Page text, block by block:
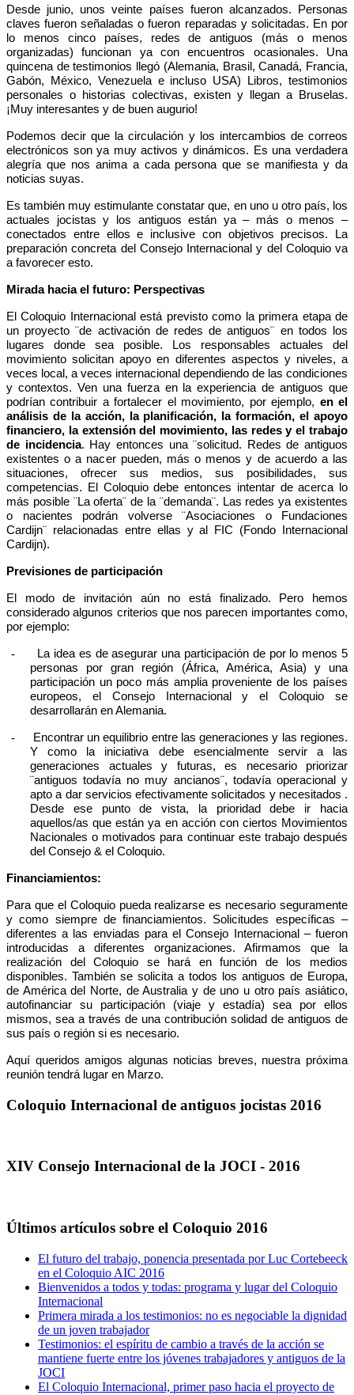
Desde junio, unos veinte países fueron alcanzados. Personas
claves fueron señaladas o fueron reparadas y solicitadas. En por
lo menos cinco países, redes de antiguos (más o menos
organizadas) funcionan ya con encuentros ocasionales. Una
quincena de testimonios llegó (Alemania, Brasil, Canadá, Francia,
Gabón, México, Venezuela e incluso USA) Libros, testimonios
personales o historias colectivas, existen y llegan a Bruselas.
¡Muy interesantes y de buen augurio!
Podemos decir que la circulación y los intercambios de correos
electrónicos son ya muy activos y dinámicos. Es una verdadera
alegría que nos anima a cada persona que se manifiesta y da
noticias suyas.
Es también muy estimulante constatar que, en uno u otro país, los
actuales jocistas y los antiguos están ya – más o menos –
conectados entre ellos e inclusive con objetivos precisos. La
preparación concreta del Consejo Internacional y del Coloquio va
a favorecer esto.
Mirada hacia el futuro: Perspectivas
El Coloquio Internacional está previsto como la primera etapa de
un proyecto ¨de activación de redes de antiguos¨ en todos los
lugares donde sea posible. Los responsables actuales del
movimiento solicitan apoyo en diferentes aspectos y niveles, a
veces local, a veces internacional dependiendo de las condiciones
y contextos. Ven una fuerza en la experiencia de antiguos que
podrían contribuir a fortalecer el movimiento, por ejemplo, en el
análisis de la acción, la planificación, la formación, el apoyo
financiero, la extensión del movimiento, las redes y el trabajo
de incidencia. Hay entonces una ¨solicitud. Redes de antiguos
existentes o a nacer pueden, más o menos y de acuerdo a las
situaciones, ofrecer sus medios, sus posibilidades, sus
competencias. El Coloquio debe entonces intentar de acerca lo
más posible ¨La oferta¨ de la ¨demanda¨. Las redes ya existentes
o nacientes podrán volverse ¨Asociaciones o Fundaciones
Cardijn¨ relacionadas entre ellas y al FIC (Fondo Internacional
Cardijn).
Previsiones de participación
El modo de invitación aún no está finalizado. Pero hemos
considerado algunos criterios que nos parecen importantes como,
por ejemplo:
-
La idea es de asegurar una participación de por lo menos 5
personas por gran región (África, América, Asia) y una
participación un poco más amplia proveniente de los países
europeos, el Consejo Internacional y el Coloquio se
desarrollarán en Alemania.
-
Encontrar un equilibrio entre las generaciones y las regiones.
Y como la iniciativa debe esencialmente servir a las
generaciones actuales y futuras, es necesario priorizar
¨antiguos todavía no muy ancianos¨, todavía operacional y
apto a dar servicios efectivamente solicitados y necesitados .
Desde ese punto de vista, la prioridad debe ir hacia
aquellos/as que están ya en acción con ciertos Movimientos
Nacionales o motivados para continuar este trabajo después
del Consejo & el Coloquio.
Financiamientos:
Para que el Coloquio pueda realizarse es necesario seguramente
y como siempre de financiamientos. Solicitudes específicas –
diferentes a las enviadas para el Consejo Internacional – fueron
introducidas a diferentes organizaciones. Afirmamos que la
realización del Coloquio se hará en función de los medios
disponibles. También se solicita a todos los antiguos de Europa,
de América del Norte, de Australia y de uno u otro país asiático,
autofinanciar su participación (viaje y estadía) sea por ellos
mismos, sea a través de una contribución solidad de antiguos de
sus país o región si es necesario.
Aquí queridos amigos algunas noticias breves, nuestra próxima
reunión tendrá lugar en Marzo.
Coloquio Internacional de antiguos jocistas 2016
XIV Consejo Internacional de la JOCI - 2016
Últimos artículos sobre el Coloquio 2016
El futuro del trabajo, ponencia presentada por Luc Cortebeeck
en el Coloquio AIC 2016
Bienvenidos a todos y todas: programa y lugar del Coloquio
Internacional
Primera mirada a los testimonios: no es negociable la dignidad
de un joven trabajador
Testimonios: el espíritu de cambio a través de la acción se
mantiene fuerte entre los jóvenes trabajadores y antiguos de la
JOCI
El Coloquio Internacional, primer paso hacia el proyecto de